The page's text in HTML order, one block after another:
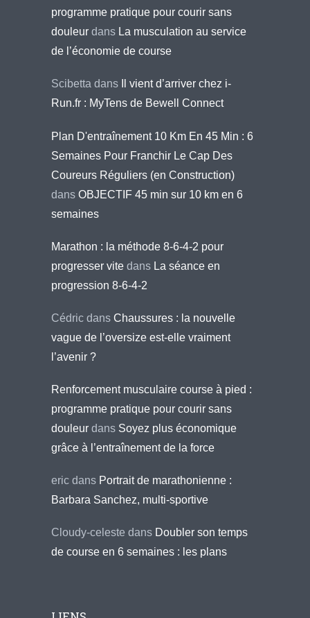
programme pratique pour courir sans
douleur dans La musculation au service
de l’économie de course
Scibetta dans
Il vient d’arriver chez i-
Run.fr : MyTens de Bewell Connect
Plan D'entraînement 10 Km En 45 Min : 6
Semaines Pour Franchir Le Cap Des
Coureurs Réguliers (en Construction)
dans OBJECTIF 45 min sur 10 km en 6
semaines
Marathon : la méthode 8-6-4-2 pour
progresser vite dans La séance en
progression 8-6-4-2
Cédric dans Chaussures : la nouvelle
vague de l’oversize est-elle vraiment
l’avenir ?
Renforcement musculaire course à pied :
programme pratique pour courir sans
douleur dans Soyez plus économique
grâce à l’entraînement de la force
eric dans Portrait de marathonienne :
Barbara Sanchez, multi-sportive
Cloudy-celeste dans Doubler son temps
de course en 6 semaines : les plans